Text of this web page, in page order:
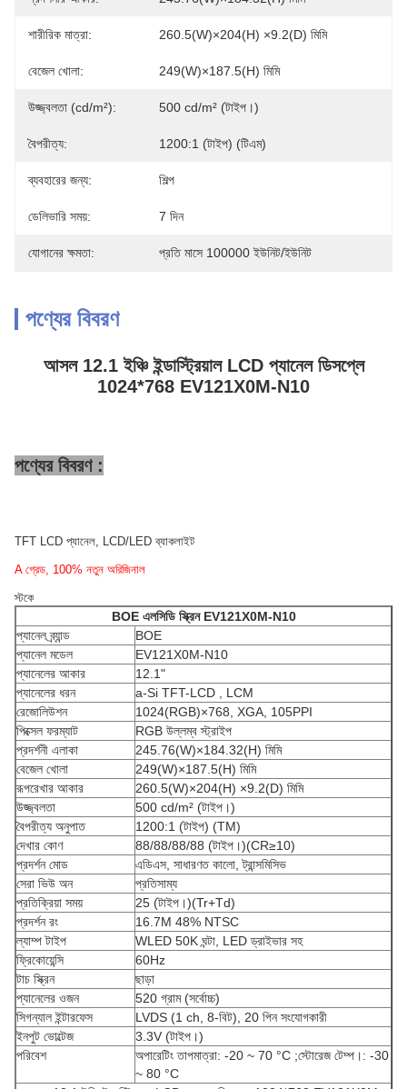
শারীরিক মাত্রা: 260.5(W)×204(H) ×9.2(D) মিমি
বেজেল খোলা: 249(W)×187.5(H) মিমি
উজ্জ্বলতা (cd/m²): 500 cd/m² (টাইপ।)
বৈপরীত্য: 1200:1 (টাইপ) (টিএম)
ব্যবহারের জন্য: শিল্প
ডেলিভারি সময়: 7 দিন
যোগানের ক্ষমতা: প্রতি মাসে 100000 ইউনিট/ইউনিট
পণ্যের বিবরণ
আসল 12.1 ইঞ্চি ইন্ডাস্ট্রিয়াল LCD প্যানেল ডিসপ্লে
1024*768 EV121X0M-N10
পণ্যের বিবরণ :
TFT LCD প্যানেল, LCD/LED ব্যাকলাইট
A গ্রেড, 100% নতুন অরিজিনাল
স্টকে
BOE এলসিডি স্ক্রিনEV121X0M-N10
প্যানেল ব্র্যান্ড
BOE
প্যানেল মডেল
EV121X0M-N10
প্যানেলের আকার
12.1"
প্যানেলের ধরন
a-Si TFT-LCD , LCM
রেজোলিউশন
1024(RGB)×768, XGA, 105PPI
পিক্সেল ফরম্যাট
RGB উল্লম্ব স্ট্রাইপ
প্রদর্শনী এলাকা
245.76(W)×184.32(H) মিমি
বেজেল খোলা
249(W)×187.5(H) মিমি
রূপরেখার আকার
260.5(W)×204(H) ×9.2(D) মিমি
উজ্জ্বলতা
500 cd/m² (টাইপ।)
বৈপরীত্য অনুপাত
1200:1 (টাইপ) (TM)
দেখার কোণ
88/88/88/88 (টাইপ।)(CR≥10)
প্রদর্শন মোড
এডিএস, সাধারণত কালো, ট্রান্সমিসিভ
সেরা ভিউ অন
প্রতিসাম্য
প্রতিক্রিয়া সময়
25 (টাইপ।)(Tr+Td)
প্রদর্শন রং
16.7M 48% NTSC
ল্যাম্প টাইপ
WLED 50K ঘন্টা, LED ড্রাইভার সহ
ফ্রিকোয়েন্সি
60Hz
টাচ স্ক্রিন
ছাড়া
প্যানেলের ওজন
520 গ্রাম (সর্বোচ্চ)
সিগন্যাল ইন্টারফেস
LVDS (1 ch, 8-বিট), 20 পিন সংযোগকারী
ইনপুট ভোল্টেজ
3.3V (টাইপ।)
পরিবেশ
অপারেটিং তাপমাত্রা: -20 ~ 70 °C ;স্টোরেজ টেম্প।: -30
~ 80 °C